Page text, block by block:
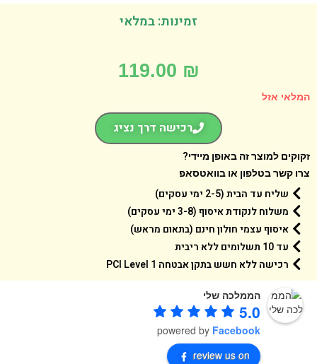
זמינות: במלאי
119.00
אזל
רכישה דרך נציג
למוצר זה באופן מיידי?
קשר בטלפון או בוואטסאפ
שליח עד הבית (2-5 ימי עסקים)
משלוח לנקודת איסוף (3-8 ימי עסקים)
איסוף עצמי חולון חינם (בתאום מראש)
עד 10 תשלומים ללא ריבית
רכישה ללא חשש בתקן אבטחה 1 PCI Level
הממלכה שלי
5.0
powered byFacebook
review us on